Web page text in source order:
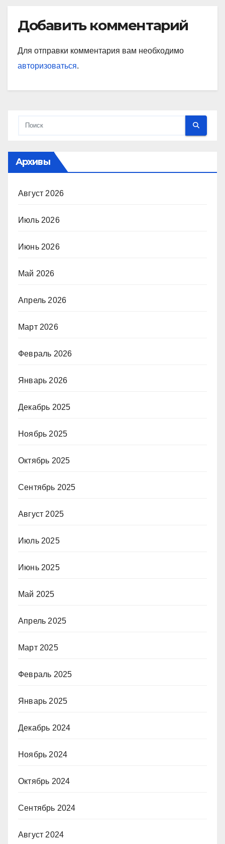
Добавить комментарий
Для отправки комментария вам необходимо
авторизоваться.
Архивы
Август 2026
Июль 2026
Июнь 2026
Май 2026
Апрель 2026
Март 2026
Февраль 2026
Январь 2026
Декабрь 2025
Ноябрь 2025
Октябрь 2025
Сентябрь 2025
Август 2025
Июль 2025
Июнь 2025
Май 2025
Апрель 2025
Март 2025
Февраль 2025
Январь 2025
Декабрь 2024
Ноябрь 2024
Октябрь 2024
Сентябрь 2024
Август 2024